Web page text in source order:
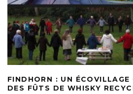
FINDHORN : UN ÉCOVILLAGE
DES FÛTS DE WHISKY